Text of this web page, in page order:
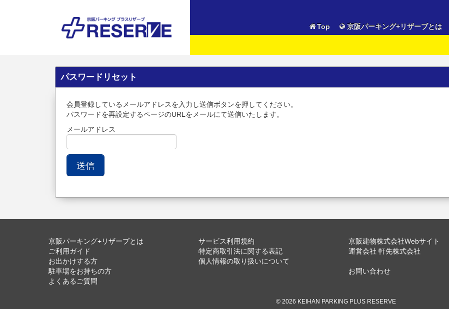
Top 京阪パーキング+リザーブとは
パスワードリセット
会員登録しているメールアドレスを入力し送信ボタンを押してください。
パスワードを再設定するページのURLをメールにて送信いたします。
メールアドレス
京阪パーキング+リザーブとは
ご利用ガイド
お出かけする方
駐車場をお持ちの方
よくあるご質問
サービス利用規約
特定商取引法に関する表記
個人情報の取り扱いについて
京阪建物株式会社Webサイト
運営会社 軒先株式会社
お問い合わせ
© 2026 KEIHAN PARKING PLUS RESERVE